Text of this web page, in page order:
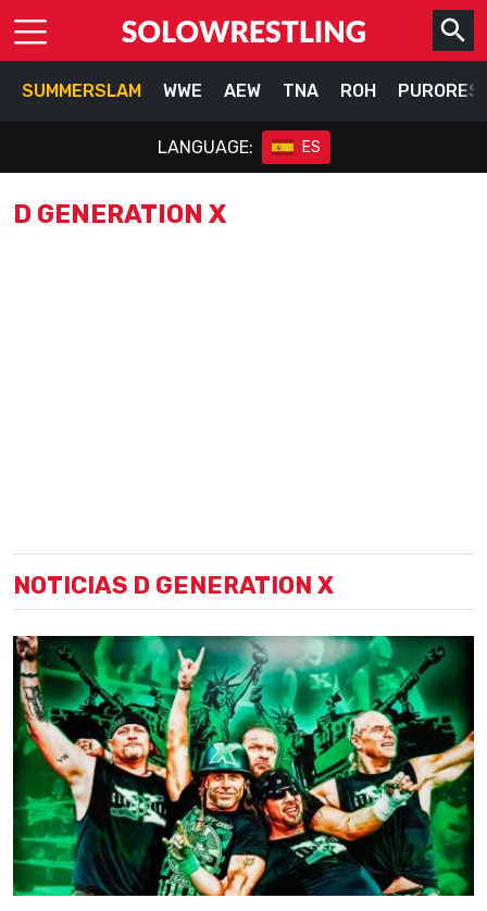
SUMMERSLAM WWE AEW TNA ROH
LANGUAGE: ES
D GENERATION X
NOTICIAS D GENERATION X